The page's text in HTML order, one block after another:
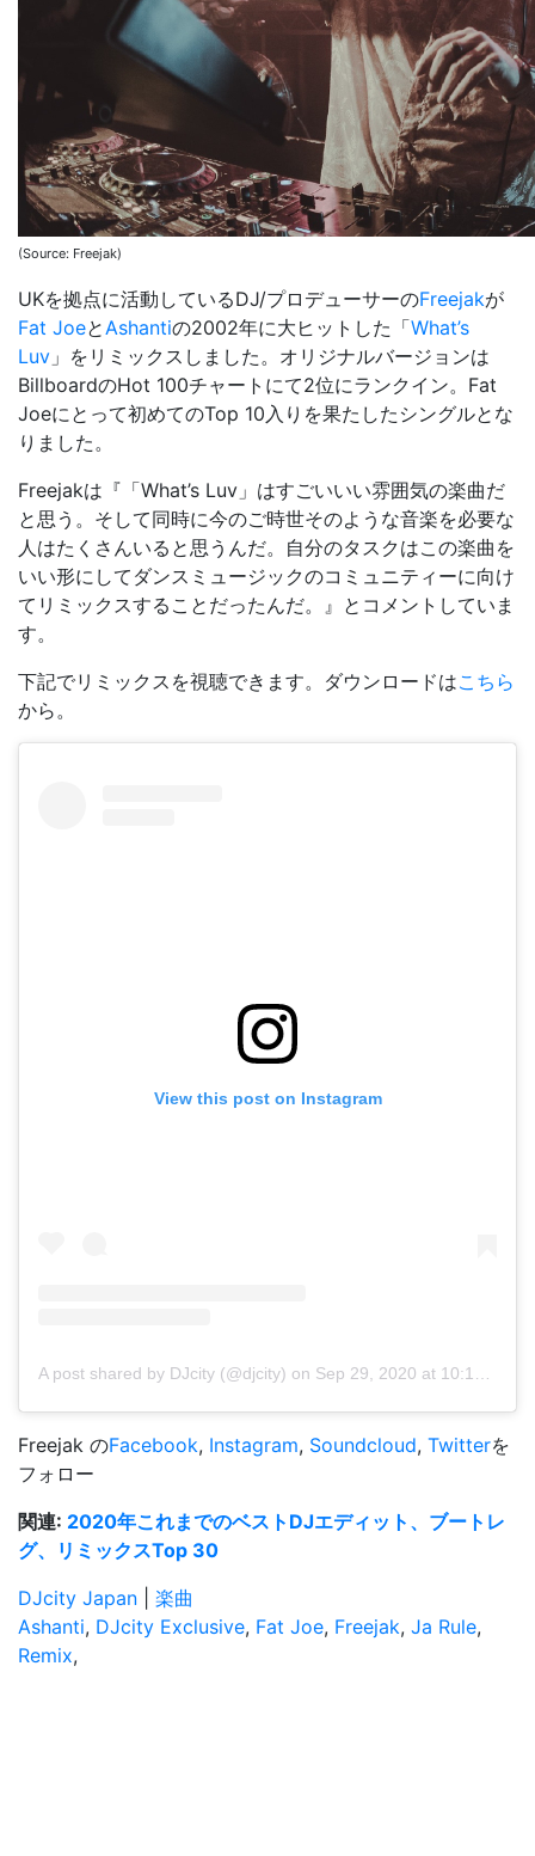
(Source: Freejak)
UKを拠点に活動しているDJ/プロデューサーのFreejakが
Fat JoeとAshantiの2002年に大ヒットした「What’s
Luv 」をリミックスしました。オリジナルバージョンは
BillboardのHot 100チャートにて2位にランクイン。Fat
Joeにとって初めてのTop 10入りを果たしたシングルとな
りました。
Freejakは『「What’s Luv」はすごいいい雰囲気の楽曲だ
と思う。そして同時に今のご時世そのような音楽を必要な
人はたくさんいると思うんだ。自分のタスクはこの楽曲を
いい形にしてダンスミュージックのコミュニティーに向け
てリミックスすることだったんだ。』とコメントしていま
す。
下記でリミックスを視聴できます。ダウンロードはこちら
から。
View this post on Instagram
A post shared by DJcity (@djcity) on Sep 29, 2020 at 10:14am PDT
Freejak のFacebook, Instagram, Soundcloud, Twitterを
フォロー
関連: 2020年これまでのベストDJエディット、ブートレ
グ、リミックスTop 30
DJcity Japan
楽曲
Ashanti, DJcity Exclusive, Fat Joe, Freejak, Ja Rule,
Remix,